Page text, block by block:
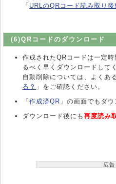
「 URLのQRコード読み取り後
(6)QRコードのダウンロード
作成されたQRコードは一定
るべく早くダウンロードして
自動削除については、よくあ
る？ 」をご確認ください。
「 作成済QR 」の画面でもダ
ダウンロード後にも 再度読み
広告